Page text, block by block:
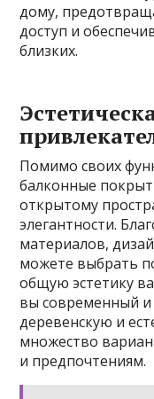
дому,
доступ и
близких.
Помимо своих
балконные
открытому
элегантности.
материалов,
можете выбрать
общую эстетику
вы современный и
деревенскую и
множество
и предпочтениям.